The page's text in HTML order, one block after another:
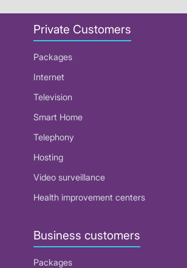
Private Customers
Packages
Internet
Television
Smart Home
Telephony
Hosting
Video surveillance
Health improvement centers
Business customers
Packages